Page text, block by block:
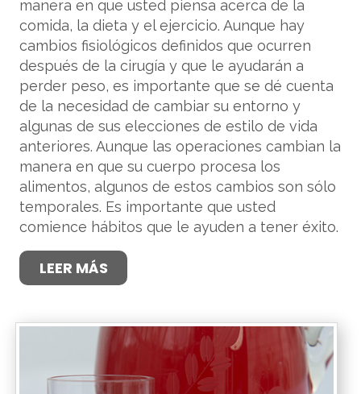
manera en que usted piensa acerca de la
comida, la dieta y el ejercicio. Aunque hay
cambios fisiológicos definidos que ocurren
después de la cirugía y que le ayudarán a
perder peso, es importante que se dé cuenta
de la necesidad de cambiar su entorno y
algunas de sus elecciones de estilo de vida
anteriores. Aunque las operaciones cambian la
manera en que su cuerpo procesa los
alimentos, algunos de estos cambios son sólo
temporales. Es importante que usted
comience hábitos que le ayuden a tener éxito.
LEER MÁS